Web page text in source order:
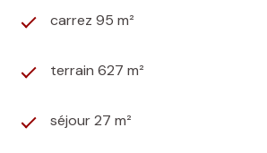
carrez 95 m²
terrain 627 m²
séjour 27 m²